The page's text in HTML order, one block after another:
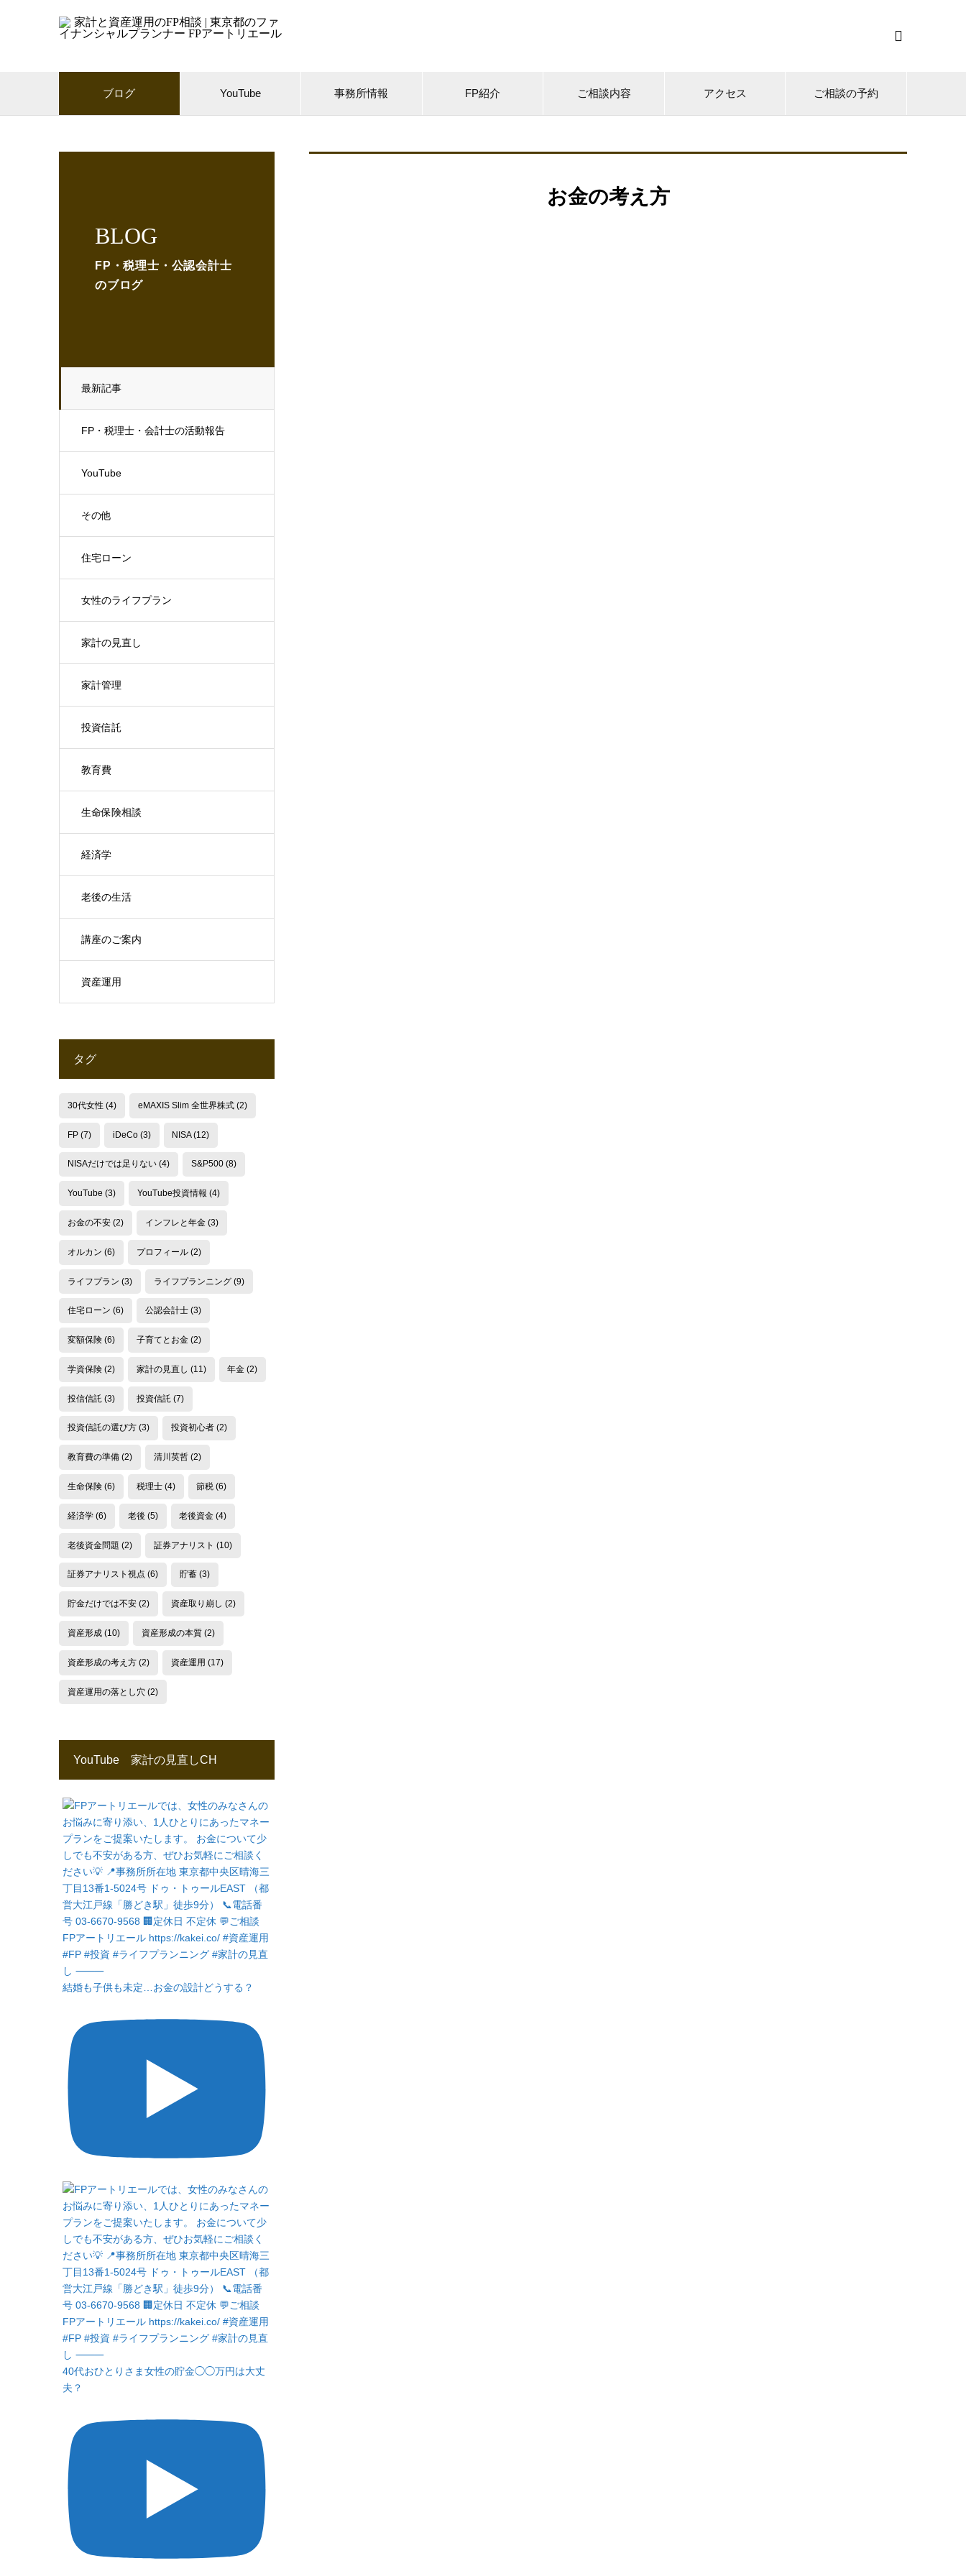

ブログ YouTube 事務所情報 FP紹介 ご相談内容 アクセス ご相談の予約
BLOG
FP・税理士・公認会計士
のブログ
最新記事
FP・税理士・会計士の活動報告
YouTube
その他
住宅ローン
女性のライフプラン
家計の見直し
家計管理
投資信託
教育費
生命保険相談
経済学
老後の生活
講座のご案内
資産運用
お金の考え方
タグ
30代女性(4) eMAXIS Slim 全世界株式(2)
FP(7) iDeCo(3) NISA(12)
NISAだけでは足りない(4) S&P500(8)
YouTube (3) YouTube投資情報 (4)
お金の不安(2) インフレと年金(3)
オルカン (6) プロフィール(2)
ライフプラン (3) ライフプランニング(9)
住宅ローン (6) 公認会計士(3)
変額保険(6) 子育てとお金(2)
学資保険(2) 家計の見直し (11) 年金 (2)
投信信託 (3) 投資信託 (7)
投資信託の選び方(3) 投資初心者(2)
教育費の準備(2) 清川英哲(2)
生命保険(6) 税理士(4) 節税 (6)
経済学(6) 老後 (5) 老後資金 (4)
老後資金問題 (2) 証券アナリスト (10)
証券アナリスト視点 (6) 貯蓄(3)
貯金だけでは不安(2) 資産取り崩し (2)
資産形成(10) 資産形成の本質(2)
資産形成の考え方(2) 資産運用 (17)
資産運用の落とし穴 (2)
YouTube 家計の見直しCH
結婚も子供も未定…お金の設計どうする？
40代おひとりさま女性の貯金◯◯万円は大丈
夫？